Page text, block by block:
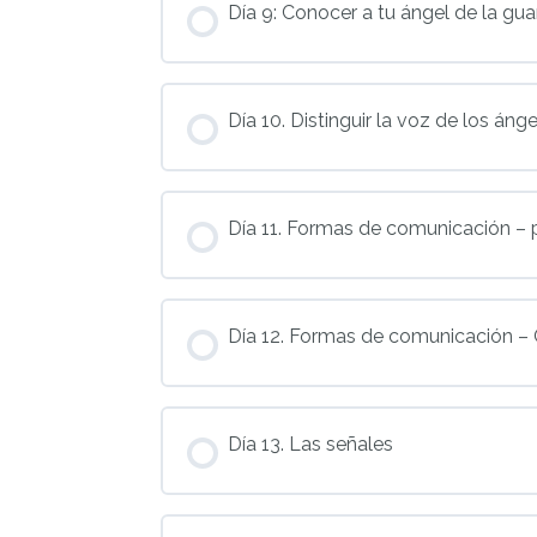
Día 9: Conocer a tu ángel de la
Día 10. Distinguir la voz de los
Día 11. Formas de comunicación –
Día 12. Formas de comunicación –
Día 13. Las señales